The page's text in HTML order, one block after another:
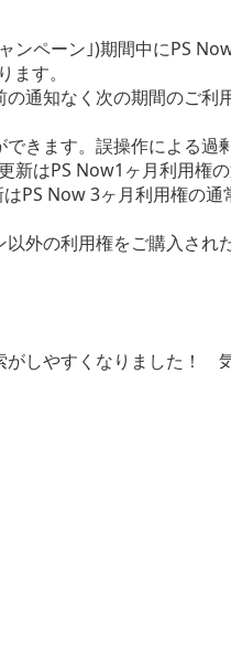
ンペーン｣)期間中にPS
す。
通知なく次の期間のご利
きます。誤操作による過
新はPS Now1ヶ月利用権
PS Now 3ヶ月利用権の
外の利用権をご購入され
しやすくなりました！